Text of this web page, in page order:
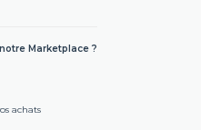
Marketplace ?
achats